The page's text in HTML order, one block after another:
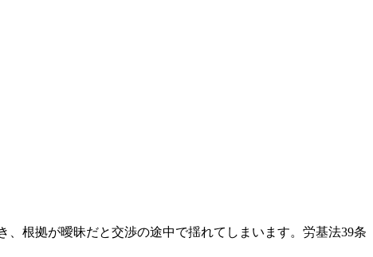
根拠が曖昧だと交渉の途中で揺れてしまいます。労基法39条